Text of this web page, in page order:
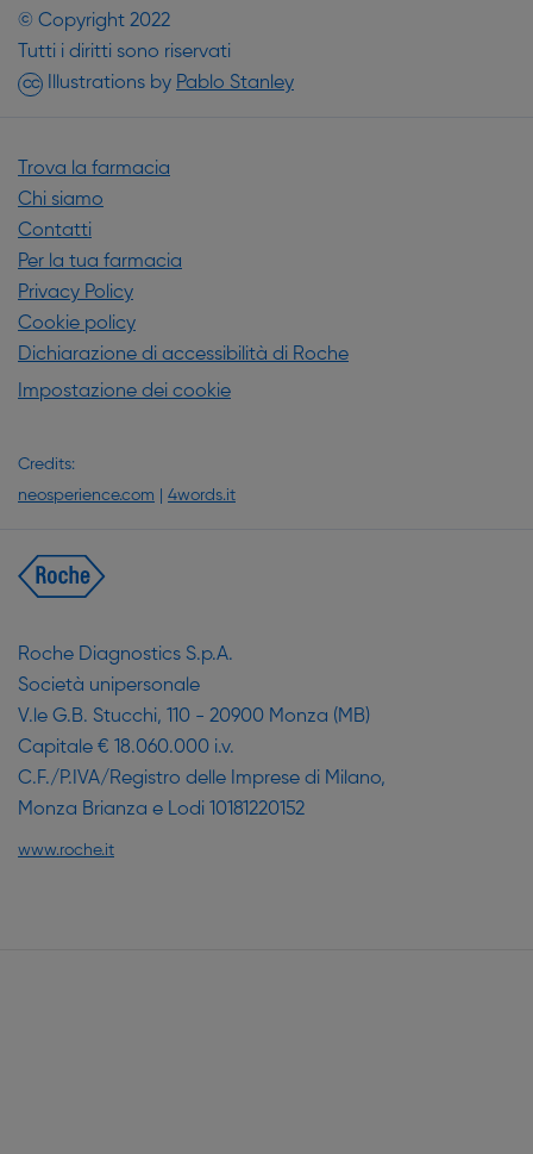
© Copyright 2022
Tutti i diritti sono riservati
CC Illustrations by Pablo Stanley(si apre in una nuova
Trova la farmacia
Chi siamo
Contatti
Per la tua farmacia
Privacy Policy
Cookie policy
Dichiarazione di accessibilità di Roche
Impostazione dei cookie
Credits:
neosperience.com
4words.it
Roche Diagnostics S.p.A.
Società unipersonale
V.le G.B. Stucchi, 110 - 20900 Monza (MB)
Capitale € 18.060.000 i.v.
C.F./P.IVA/Registro delle Imprese di Milano,
Monza Brianza e Lodi 10181220152
www.roche.it